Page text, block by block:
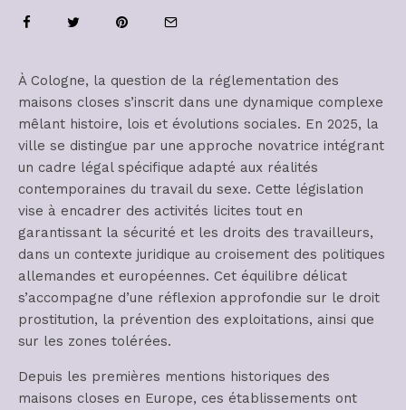
À Cologne, la question de la réglementation des
maisons closes s’inscrit dans une dynamique complexe
mêlant histoire, lois et évolutions sociales. En 2025, la
ville se distingue par une approche novatrice intégrant
un cadre légal spécifique adapté aux réalités
contemporaines du travail du sexe. Cette législation
vise à encadrer des activités licites tout en
garantissant la sécurité et les droits des travailleurs,
dans un contexte juridique au croisement des politiques
allemandes et européennes. Cet équilibre délicat
s’accompagne d’une réflexion approfondie sur le droit
prostitution, la prévention des exploitations, ainsi que
sur les zones tolérées.
Depuis les premières mentions historiques des
maisons closes en Europe, ces établissements ont